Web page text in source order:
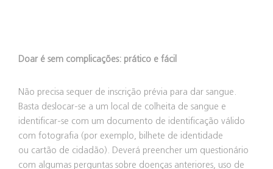
Doar é sem complicações: prático e fácil
Não precisa sequer de inscrição prévia para dar sangue.
Basta deslocar-se a um local de colheita de sangue e
identificar-se com um documento de identificação válido
com fotografia (por exemplo, bilhete de identidade
ou cartão de cidadão). Deverá preencher um questionário
com algumas perguntas sobre doenças anteriores, uso de